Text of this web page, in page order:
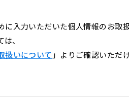
に入力いただいた個人情報のお取
、
扱いについて 」よりご確認いただ